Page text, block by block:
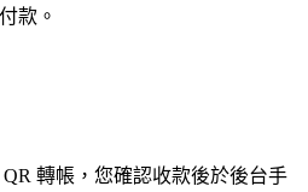
款。
轉帳，您確認收款後於後台手